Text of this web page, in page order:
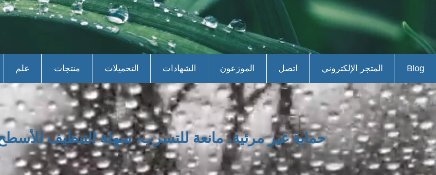
حماية غير مرئية، مانعة للتسرب، سهلة التنظيف
علم منتجات التحميلات الشهادات الموزعون اتصل المتجر الإلكتروني Blog